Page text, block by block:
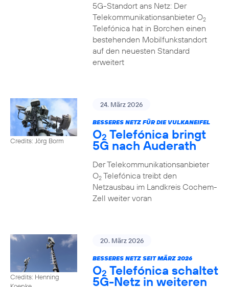
5G-Standort ans Netz: Der
Telekommunikationsanbieter O2
Telefónica hat in Borchen einen
bestehenden Mobilfunkstandort
auf den neuesten Standard
erweitert
Credits: Jörg Borm
24. März 2026
BESSERES NETZ FÜR DIE VULKANEIFEL
O2 Telefónica bringt
5G nach Auderath
Der Telekommunikationsanbieter
O2Telefónica treibt den
Netzausbau im Landkreis Cochem-
Zell weiter voran
Credits: Henning
20. März 2026
BESSERES NETZ SEIT MÄRZ 2026
O2 Telefónica schaltet
5G-Netz in weiteren